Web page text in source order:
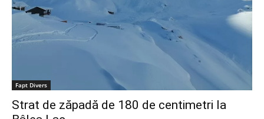
Fapt Divers
Strat de zăpadă de 180 de centimetri la